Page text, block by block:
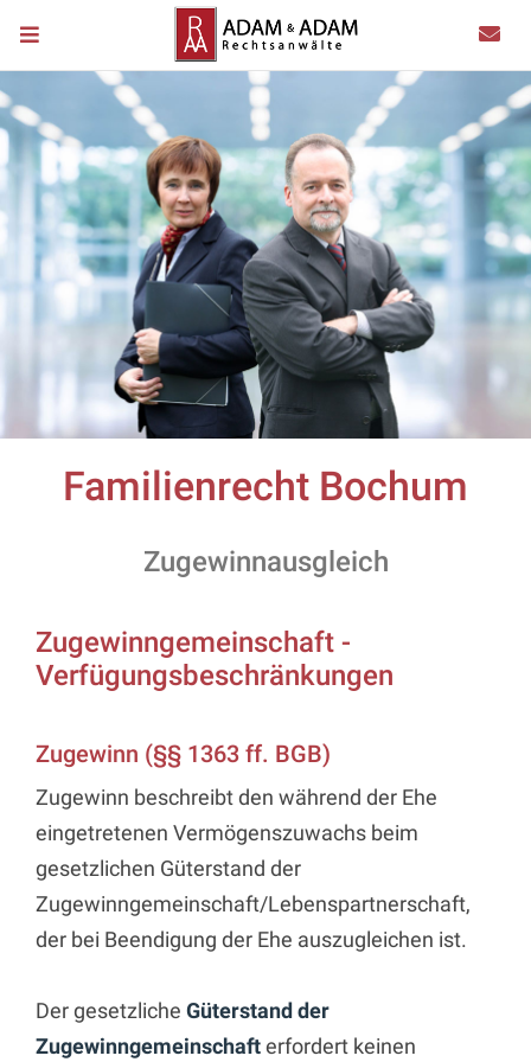
Familienrecht Bochum
Zugewinnausgleich
Zugewinngemeinschaft -
Verfügungsbeschränkungen
Zugewinn (§§ 1363 ff. BGB)
Zugewinn beschreibt den während der Ehe
eingetretenen Vermögenszuwachs beim
gesetzlichen Güterstand der
Zugewinngemeinschaft/Lebenspartnerschaft,
der bei Beendigung der Ehe auszugleichen ist.
Der gesetzliche Güterstand der
Zugewinngemeinschafterfordert keinen